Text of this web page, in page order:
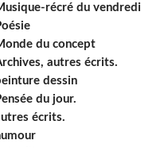
récré du vendredi
du concept
autres écrits.
dessin
du jour.
écrits.